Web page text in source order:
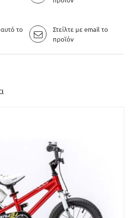
το
Στείλτε με email το
προϊόν